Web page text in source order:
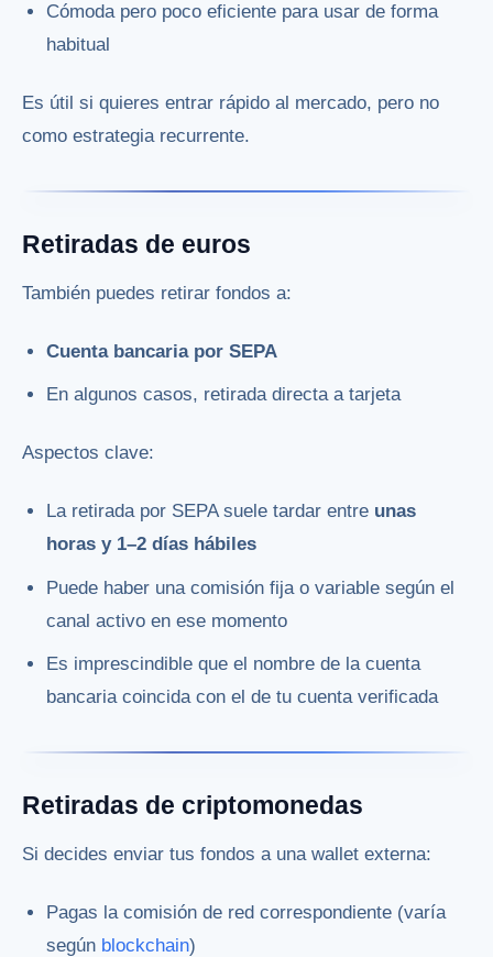
Cómoda pero poco eficiente para usar de forma
habitual
Es útil si quieres entrar rápido al mercado, pero no
como estrategia recurrente.
Retiradas de euros
También puedes retirar fondos a:
Cuenta bancaria por SEPA
En algunos casos, retirada directa a tarjeta
Aspectos clave:
La retirada por SEPA suele tardar entre unas
horas y 1–2 días hábiles
Puede haber una comisión fija o variable según el
canal activo en ese momento
Es imprescindible que el nombre de la cuenta
bancaria coincida con el de tu cuenta verificada
Retiradas de criptomonedas
Si decides enviar tus fondos a una wallet externa:
Pagas la comisión de red correspondiente (varía
según blockchain)